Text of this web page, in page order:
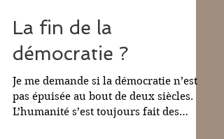
La fin de la